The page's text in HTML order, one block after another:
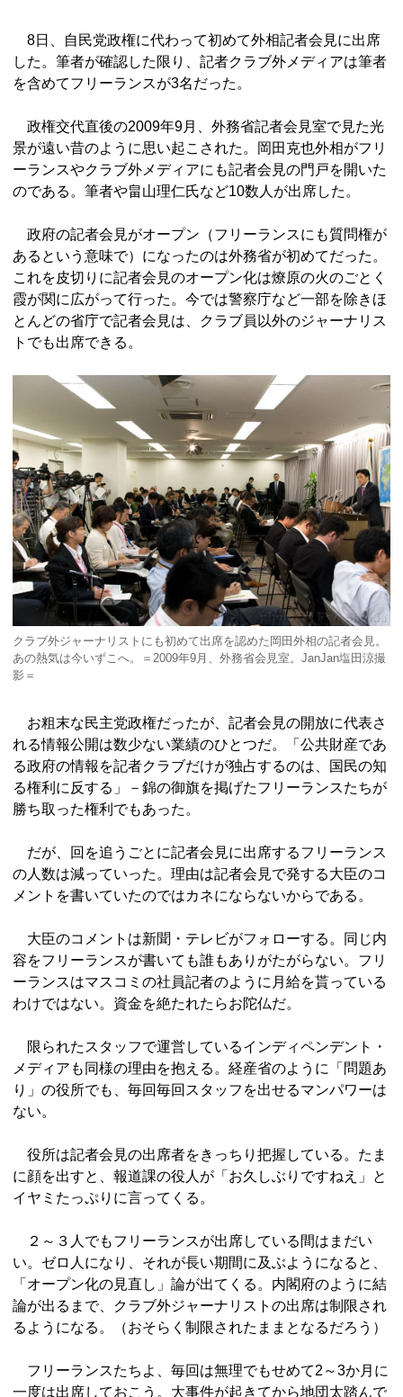
8日、自民党政権に代わって初めて外相記者会見に出席
した。筆者が確認した限り、記者クラブ外メディアは筆者
を含めてフリーランスが3名だった。
政権交代直後の2009年9月、外務省記者会見室で見た光
景が遠い昔のように思い起こされた。岡田克也外相がフリ
ーランスやクラブ外メディアにも記者会見の門戸を開いた
のである。筆者や畠山理仁氏など10数人が出席した。
政府の記者会見がオープン（フリーランスにも質問権が
あるという意味で）になったのは外務省が初めてだった。
これを皮切りに記者会見のオープン化は燎原の火のごとく
霞が関に広がって行った。今では警察庁など一部を除きほ
とんどの省庁で記者会見は、クラブ員以外のジャーナリス
トでも出席できる。
クラブ外ジャーナリストにも初めて出席を認めた岡田外相の記者会見。
あの熱気は今いずこへ。＝2009年9月、外務省会見室。JanJan塩田涼撮
影＝
お粗末な民主党政権だったが、記者会見の開放に代表さ
れる情報公開は数少ない業績のひとつだ。「公共財産であ
る政府の情報を記者クラブだけが独占するのは、国民の知
る権利に反する」－錦の御旗を掲げたフリーランスたちが
勝ち取った権利でもあった。
だが、回を追うごとに記者会見に出席するフリーランス
の人数は減っていった。理由は記者会見で発する大臣のコ
メントを書いていたのではカネにならないからである。
大臣のコメントは新聞・テレビがフォローする。同じ内
容をフリーランスが書いても誰もありがたがらない。フリ
ーランスはマスコミの社員記者のように月給を貰っている
わけではない。資金を絶たれたらお陀仏だ。
限られたスタッフで運営しているインディペンデント・
メディアも同様の理由を抱える。経産省のように「問題あ
り」の役所でも、毎回毎回スタッフを出せるマンパワーは
ない。
役所は記者会見の出席者をきっちり把握している。たま
に顔を出すと、報道課の役人が「お久しぶりですねえ」と
イヤミたっぷりに言ってくる。
２～３人でもフリーランスが出席している間はまだい
い。ゼロ人になり、それが長い期間に及ぶようになると、
「オープン化の見直し」論が出てくる。内閣府のように結
論が出るまで、クラブ外ジャーナリストの出席は制限され
るようになる。（おそらく制限されたままとなるだろう）
フリーランスたちよ、毎回は無理でもせめて2～3か月に
一度は出席しておこう。大事件が起きてから地団太踏んで